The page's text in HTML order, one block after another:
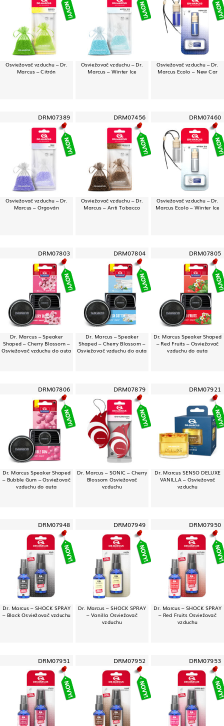
Osviežovač vzduchu – Dr.
Marcus – Citrón
Osviežovač vzduchu – Dr.
Marcus – Winter Ice
Osviežovač vzduchu – Dr.
Marcus Ecolo – New Car
DRM07389
Osviežovač vzduchu – Dr.
Marcus – Orgován
DRM07456
Osviežovač vzduchu – Dr.
Marcus – Anti Tobacco
DRM07460
Osviežovač vzduchu – Dr.
Marcus Ecolo – Winter Ice
DRM07803
Dr. Marcus – Speaker
Shaped – Cherry Blossom –
Osviežovač vzduchu do auta
DRM07804
Dr. Marcus – Speaker
Shaped – Cherry Blossom –
Osviežovač vzduchu do auta
DRM07805
Dr. Marcus Speaker Shaped
– Red Fruits – Osviežovač
vzduchu do auta
DRM07806
Dr. Marcus Speaker Shaped
– Bubble Gum – Osviežovač
vzduchu do auta
DRM07879
Dr. Marcus – SONIC – Cherry
Blossom Osviežovač
vzduchu
DRM07921
Dr. Marcus SENSO DELUXE
VANILLA – Osviežovač
vzduchu
DRM07948
Dr. Marcus – SHOCK SPRAY
– Black Osviežovač vzduchu
DRM07949
Dr. Marcus – SHOCK SPRAY
– Vanilla Osviežovač
vzduchu
DRM07950
Dr. Marcus – SHOCK SPRAY
– Red Fruits Osviežovač
vzduchu
DRM07951 DRM07952 DRM07953